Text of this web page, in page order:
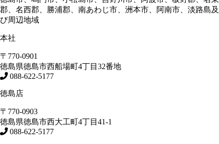
郡、名西郡、勝浦郡、南あわじ市、洲本市、阿南市、淡路島及
び周辺地域
本社
〒770-0901
徳島県徳島市西船場町4丁目32番地
088-622-5177
徳島店
〒770-0903
徳島県徳島市西大工町4丁目41-1
088-622-5177